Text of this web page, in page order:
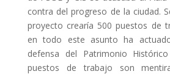
contra del progreso de la ciudad.
proyecto crearía 500 puestos de
en todo este asunto ha
defensa del Patrimonio
puestos de trabajo son